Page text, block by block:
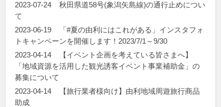
2023-07-24
秋田県道58号(象潟矢島線)の通行止めについ
て
2023-06-19
「#夏の由利にはこれがある」インスタフォ
トキャンペーンを開催します！2023/7/1～9/30
2023-04-14
【イベント企画を考えている皆さまへ】
「地域資源を活用した観光誘客イベント事業補助金」の
募集について
2023-04-14
【旅行業者様向け】由利地域周遊旅行商品
助成